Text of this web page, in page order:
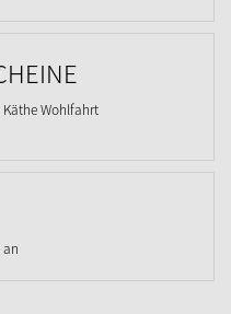
Käthe Wohlfahrt
an